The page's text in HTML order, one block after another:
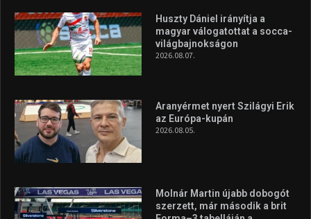
Huszty Dániel irányítja a
magyar válogatottat a socca-
világbajnokságon
2026.08.07.
Aranyérmet nyert Szilágyi Erik
az Európa-kupán
2026.08.05.
Molnár Martin újabb dobogót
szerzett, már második a brit